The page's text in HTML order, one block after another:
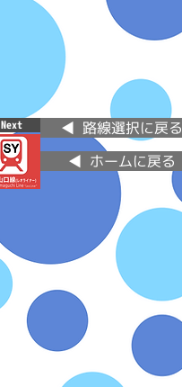
Next
◀ 路線選択に戻る
◀ ホームに戻る